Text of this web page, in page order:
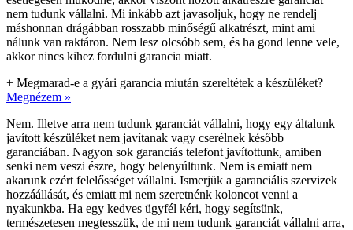
nem tudunk vállalni. Mi inkább azt javasoljuk, hogy ne rendelj
máshonnan drágábban rosszabb minőségű alkatrészt, mint ami
nálunk van raktáron. Nem lesz olcsóbb sem, és ha gond lenne vele,
akkor nincs kihez fordulni garancia miatt.
+ Megmarad-e a gyári garancia miután szereltétek a készüléket?
Megnézem »
Nem. Illetve arra nem tudunk garanciát vállalni, hogy egy általunk
javított készüléket nem javítanak vagy cserélnek később
garanciában. Nagyon sok garanciás telefont javítottunk, amiben
senki nem veszi észre, hogy belenyúltunk. Nem is emiatt nem
akarunk ezért felelősséget vállalni. Ismerjük a garanciális szervizek
hozzáállását, és emiatt mi nem szeretnénk koloncot venni a
nyakunkba. Ha egy kedves ügyfél kéri, hogy segítsünk,
természetesen megtesszük, de mi nem tudunk garanciát vállalni arra,